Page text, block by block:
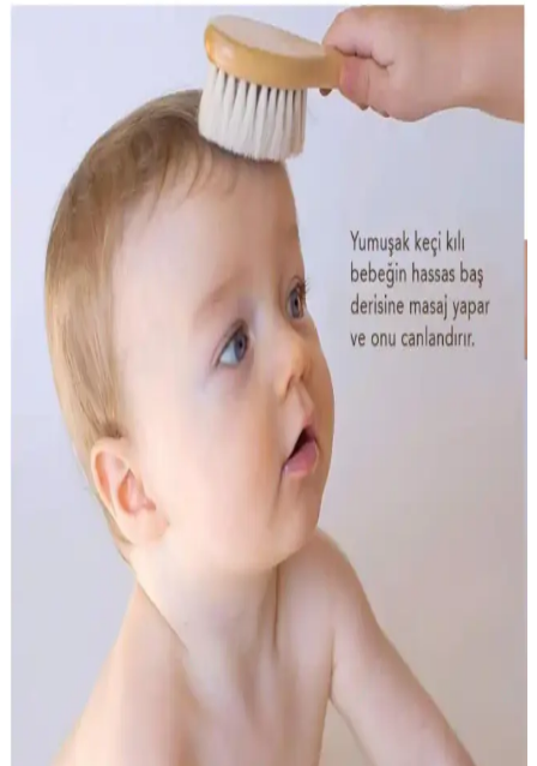
Seçenekleri Karşılaştırması
İki farklı bebek diş fırçasını karşılaştırıyoruz. Yumuşak kıllar, boyut
ve dayanıklılık gibi kriterlerle en uygun seçeneği belirleyin,
bebeklerin diş sağlığını nazikçe koruyun.
Nurse Harvey's Dentigel Diş Jeli: Çocuklar İçin
Güvenilir ve Doğal Çözüm
Çocukların diş çıkarma döneminde yaşadıkları rahatsızlıkları
hafifletmek ve gece uykularını düzenlemek için tasarlanmış Nurse
Harvey's Dentigel, doğal içerikleriyle ebeveynlerin tercih ettiği
güvenilir bir çözümdür.
Lyra Professional U Diş Fırçası Çocuklar ve
Bebekler İçin Güvenilir Temizlik Aracı
Lyra Professional U Diş Fırçası, çocuklar ve bebekler için yumuşak
ve ergonomik tasarımıyla güvenli ve etkili diş temizliği sağlar,
alışkanlık kazandırmada yardımcı olur.
Oral-B D100 Vitality Frozen Çocuklar İçin Şarjlı Diş
Fırçası Güçlü Temizlik ve Kullanım Kolaylığı
Oral-B D100 Vitality Frozen, çocuklar için tasarlanmış, şarj
edilebilir ve kullanımı kolay diş fırçasıdır. Nazik dairesel temizlik ve
zamanlayıcı özellikleriyle sağlıklı diş bakımını destekler.
Bepanthol SensiDaily Vücut Kremi: Hassas ve Çok
Kuru Ciltler İçin Güvenilir Nemlendirici Çözüm
Bepanthol SensiDaily Vücut Kremi, hassas ve kuru ciltler için
formüle edilmiştir. Doğal içerikleriyle cildi nemlendirir, bariyerini